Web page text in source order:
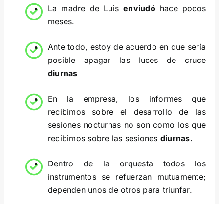
La madre de Luisenviudóhace pocos
meses.
Ante todo, estoy de acuerdo en que sería
posible apagar las luces de cruce
diurnas
En la empresa, los informes que
recibimos sobre el desarrollo de las
sesiones nocturnas no son como los que
recibimos sobre las sesiones diurnas.
Dentro de la orquesta todos los
instrumentos se refuerzan mutuamente;
dependen unos de otros para triunfar.